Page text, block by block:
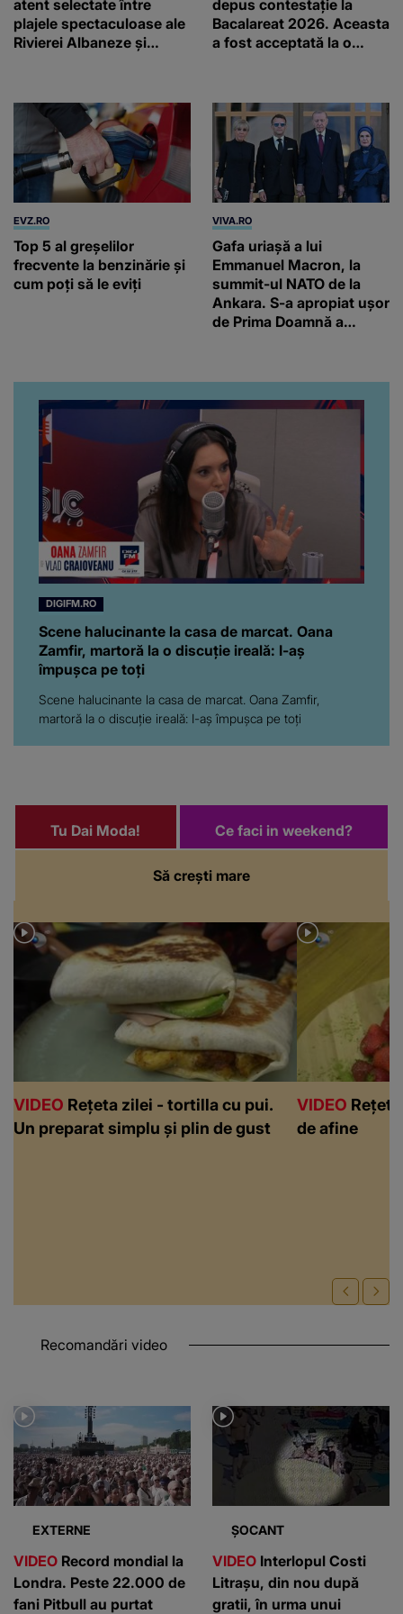
atent selectate între
plajele spectaculoase ale
Rivierei Albaneze și
depus contestație la
Bacalareat 2026. Aceasta
a fost acceptată la o
EVZ.RO
Top 5 al greșelilor
frecvente la benzinărie și
cum poți să le eviți
VIVA.RO
Gafa uriașă a lui
Emmanuel Macron, la
summit-ul NATO de la
Ankara. S-a apropiat ușor
de Prima Doamnă a
înconjurul presei
DIGIFM.RO
Scene halucinante la casa de marcat. Oana
Zamfir, martoră la o discuție ireală: I-aș
împușca pe toți
Scene halucinante la casa de marcat. Oana Zamfir,
martoră la o discuție ireală: I-aș împușca pe toți
Să crești mare
Tu Dai Moda! Ce faci in weekend?
VIDEO Rețeta zilei - tortilla cu pui.
Un preparat simplu și plin de gust
VIDEO
de afine
Recomandări video
EXTERNE
VIDEO Record mondial la
Londra. Peste 22.000 de
fani Pitbull au purtat
ȘOCANT
VIDEO Interlopul Costi
Litrașu, din nou după
gratii, în urma unui